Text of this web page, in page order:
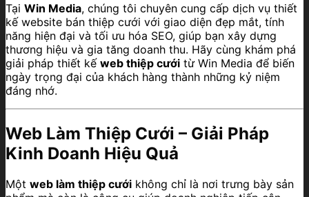
Tại Win Media, chúng tôi chuyên cung cấp dịch vụ thiết
kế website bán thiệp cưới với giao diện đẹp mắt, tính
năng hiện đại và tối ưu hóa SEO, giúp bạn xây dựng
thương hiệu và gia tăng doanh thu. Hãy cùng khám phá
giải pháp thiết kế web thiệp cưới từ Win Media để biến
ngày trọng đại của khách hàng thành những kỷ niệm
đáng nhớ.
Web Làm Thiệp Cưới – Giải Pháp
Kinh Doanh Hiệu Quả
Một web làm thiệp cưới không chỉ là nơi trưng bày sản